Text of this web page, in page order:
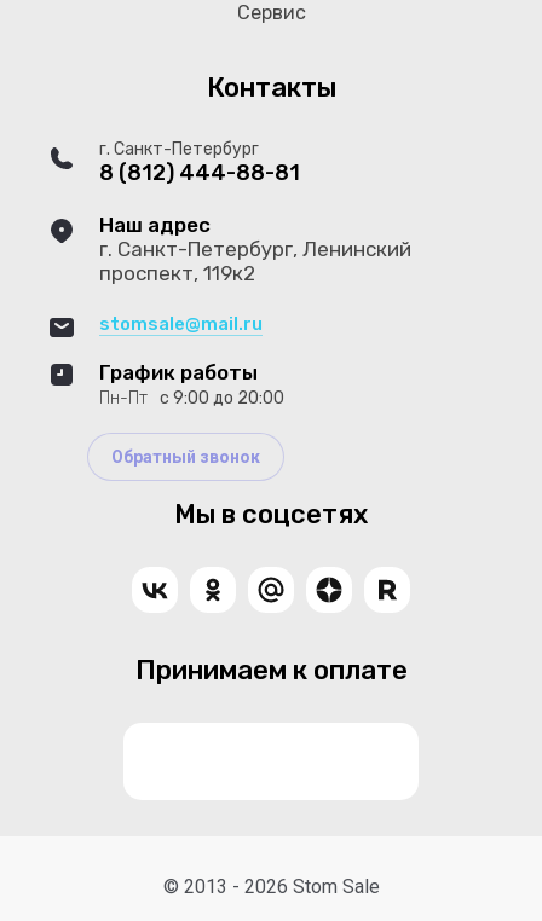
Сервис
Контакты
г. Санкт-Петербург
8 (812) 444-88-81
Наш адрес
г. Санкт-Петербург, Ленинский
проспект, 119к2
stomsale@mail.ru
График работы
Пн-Пт с 9:00 до 20:00
Обратный звонок
Мы в соцсетях
Принимаем к оплате
© 2013 - 2026 Stom Sale